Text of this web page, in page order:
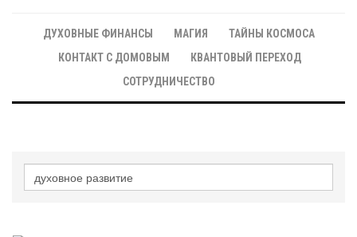
ДУХОВНЫЕ ФИНАНСЫ МАГИЯ
ТАЙНЫ КОСМОСА
КОНТАКТ С ДОМОВЫМ
КВАНТОВЫЙ ПЕРЕХОД
СОТРУДНИЧЕСТВО